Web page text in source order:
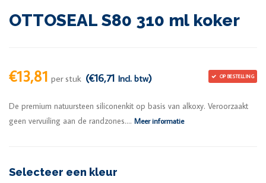
OTTOSEAL S80 310 ml koker
€13,81 per stuk (€16,71 Incl. btw) OP BESTELLING
De premium natuursteen siliconenkit op basis van alkoxy. Veroorzaakt
geen vervuiling aan de randzones.... Meer informatie
Selecteer een kleur